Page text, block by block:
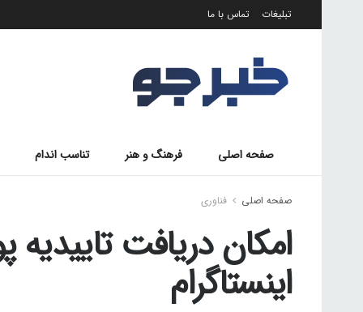
تبلیغات تماس با ما
صفحه اصلی فرهنگ و هنر تناسب اندام
صفحه اصلی فناوری
امکان دریافت
اینستاگرام